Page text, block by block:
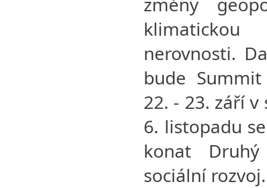
nerovnosti.
bude
22. - 23. září v
6. listopadu
konat
sociální rozvoj.